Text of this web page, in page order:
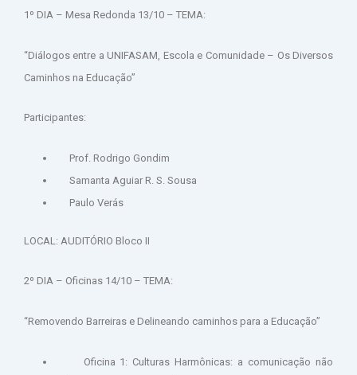
1º DIA – Mesa Redonda 13/10 – TEMA:
“Diálogos entre a UNIFASAM, Escola e Comunidade – Os Diversos
Caminhos na Educação”
Participantes:
Prof. Rodrigo Gondim
Samanta Aguiar R. S. Sousa
Paulo Verás
LOCAL: AUDITÓRIO Bloco II
2º DIA – Oficinas 14/10 – TEMA:
“Removendo Barreiras e Delineando caminhos para a Educação”
Oficina 1: Culturas Harmônicas: a comunicação não